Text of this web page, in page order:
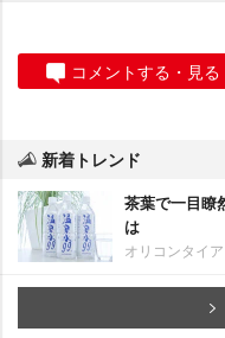
コメントする・見る
新着トレンド
茶葉で一目瞭
は
オリコンタイ